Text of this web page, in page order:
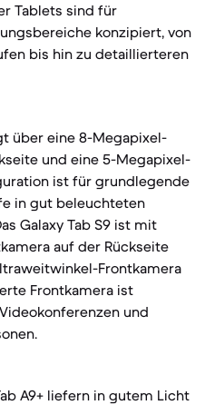
Tablets sind für
konzipiert, von
bis hin zu detaillierteren
über eine 8-Megapixel-
und eine 5-Megapixel-
ist für grundlegende
in gut beleuchteten
Galaxy Tab S9 ist mit
auf der Rückseite
Frontkamera
Frontkamera ist
und
A9+ liefern in gutem Licht